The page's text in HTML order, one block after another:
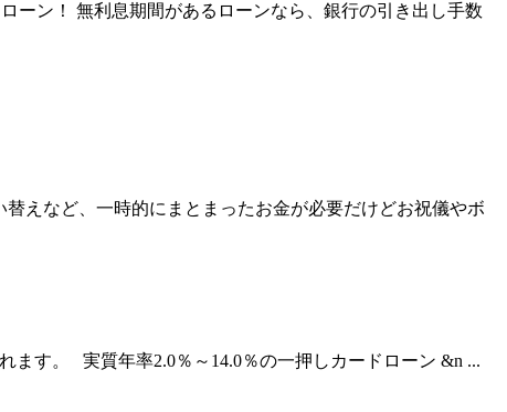
ーン！ 無利息期間があるローンなら、銀行の引き出し手数
えなど、一時的にまとまったお金が必要だけどお祝儀やボ
ます。 実質年率2.0％～14.0％の一押しカードローン &n ...